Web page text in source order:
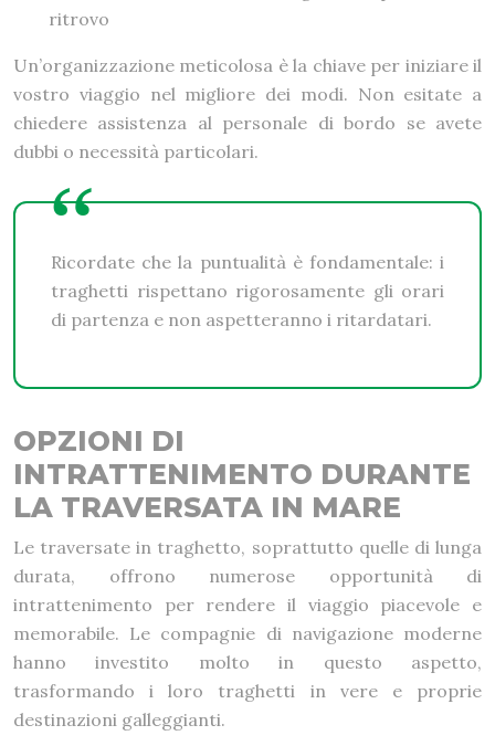
ritrovo
Un’organizzazione meticolosa è la chiave per iniziare il
vostro viaggio nel migliore dei modi. Non esitate a
chiedere assistenza al personale di bordo se avete
dubbi o necessità particolari.
Ricordate che la puntualità è fondamentale: i
traghetti rispettano rigorosamente gli orari
di partenza e non aspetteranno i ritardatari.
OPZIONI DI
INTRATTENIMENTO DURANTE
LA TRAVERSATA IN MARE
Le traversate in traghetto, soprattutto quelle di lunga
durata, offrono numerose opportunità di
intrattenimento per rendere il viaggio piacevole e
memorabile. Le compagnie di navigazione moderne
hanno investito molto in questo aspetto,
trasformando i loro traghetti in vere e proprie
destinazioni galleggianti.